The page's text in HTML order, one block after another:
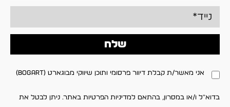
אני מאשר/ת קבלת דיוור פרסומי ותוכן שיווקי מבוגארט (BOGART)
בדוא"ל ו/או במסרון, בהתאם למדיניות הפרטיות באתר. ניתן לבטל את
שלח